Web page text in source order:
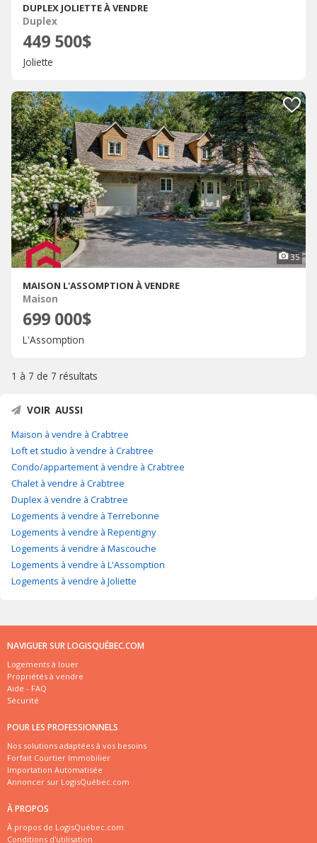
DUPLEX JOLIETTE À VENDRE
Duplex
449 500$
Joliette
35
MAISON L'ASSOMPTION À VENDRE
Maison
699 000$
L'Assomption
1 à 7 de 7 résultats
VOIR AUSSI
Maison à vendre à Crabtree
Loft et studio à vendre à Crabtree
Condo/appartement à vendre à Crabtree
Chalet à vendre à Crabtree
Duplex à vendre à Crabtree
Logements à vendre à Terrebonne
Logements à vendre à Repentigny
Logements à vendre à Mascouche
Logements à vendre à L'Assomption
Logements à vendre à Joliette
NAVIGUER SUR LOGISQUÉBEC.COM
Logements à louer
Propriétés à vendre
Aide - FAQ
Sécurité
POUR LES PROFESSIONNELS
Nos solutions adaptées à vos besoins
Forfait Courtier Immobilier
Importation Automatisée
Annoncer sur LogisQuébec.com
À PROPOS
À propos de LogisQuébec.com
Conditions d'utilisation